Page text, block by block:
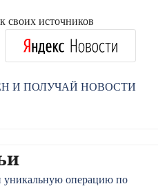
своих источников
И ПОЛУЧАЙ НОВОСТИ
уникальную операцию по